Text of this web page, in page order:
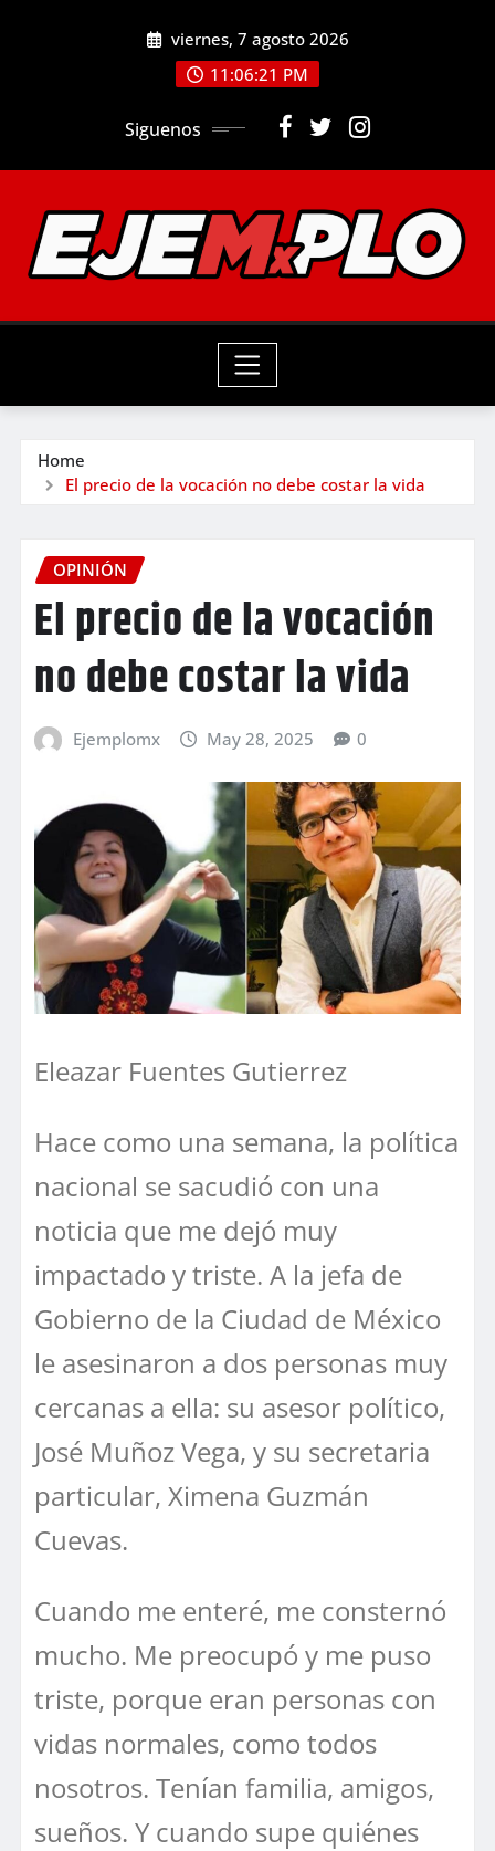
viernes, 7 agosto 2026
11:06:23 PM
Siguenos
Home
El precio de la vocación no debe costar la vida
OPINIÓN
El precio de la vocación
no debe costar la vida
Ejemplomx May 28, 2025 0
Eleazar Fuentes Gutierrez
Hace como una semana, la política
nacional se sacudió con una
noticia que me dejó muy
impactado y triste. A la jefa de
Gobierno de la Ciudad de México
le asesinaron a dos personas muy
cercanas a ella: su asesor político,
José Muñoz Vega, y su secretaria
particular, Ximena Guzmán
Cuevas.
Cuando me enteré, me consternó
mucho. Me preocupó y me puso
triste, porque eran personas con
vidas normales, como todos
nosotros. Tenían familia, amigos,
sueños. Y cuando supe quiénes